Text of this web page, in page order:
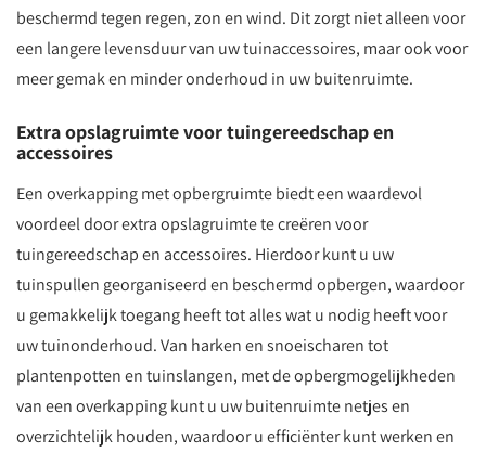
beschermd tegen regen, zon en wind. Dit zorgt niet alleen voor
een langere levensduur van uw tuinaccessoires, maar ook voor
meer gemak en minder onderhoud in uw buitenruimte.
Extra opslagruimte voor tuingereedschap en
accessoires
Een overkapping met opbergruimte biedt een waardevol
voordeel door extra opslagruimte te creëren voor
tuingereedschap en accessoires. Hierdoor kunt u uw
tuinspullen georganiseerd en beschermd opbergen, waardoor
u gemakkelijk toegang heeft tot alles wat u nodig heeft voor
uw tuinonderhoud. Van harken en snoeischaren tot
plantenpotten en tuinslangen, met de opbergmogelijkheden
van een overkapping kunt u uw buitenruimte netjes en
overzichtelijk houden, waardoor u efficiënter kunt werken en